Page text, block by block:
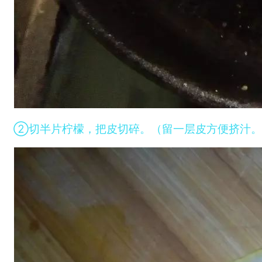
②切半片柠檬，把皮切碎。（留一层皮方便挤汁